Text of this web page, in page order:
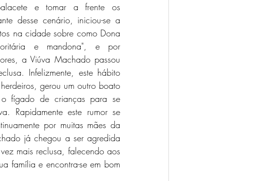
e tomar a frente os
desse cenário, iniciou-se a
na cidade sobre como Dona
e mandona", e por
a Viúva Machado passou
Infelizmente, este hábito
gerou um outro boato
fígado de crianças para se
Rapidamente este rumor se
por muitas mães da
já chegou a ser agredida
mais reclusa, falecendo aos
família e encontra-se em bom